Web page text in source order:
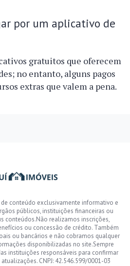
por um aplicativo de
gratuitos que oferecem
no entanto, alguns pagos
extras que valem a pena.
conteúdo exclusivamente informativo e
públicos, instituições financeiras ou
conteúdos.Não realizamos inscrições,
ou concessão de crédito. Também
ou bancários e não cobramos qualquer
disponibilizadas no site.Sempre
instituições responsáveis para confirmar
CNPJ: 42.546.599/0001-03